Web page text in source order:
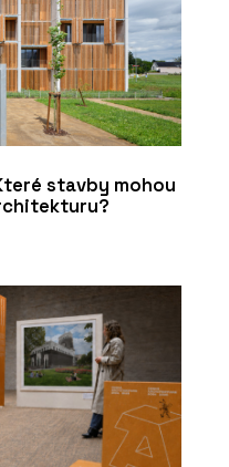
stavby mohou